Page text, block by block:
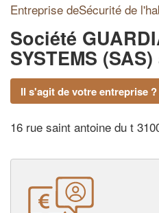
Entreprise deSécurité de
Société
SYSTEMS (SAS)
Il s'agit de votre entreprise ?
16 rue saint antoine du t